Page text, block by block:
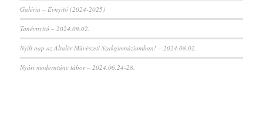
Galéria – Évnyitó (2024-2025)
Tanévnyitó – 2024.09.02.
Nyílt nap az Általér Művészeti Szakgimnáziumban! – 2024.08.02.
Nyári moderntánc tábor – 2024.06.24-28.